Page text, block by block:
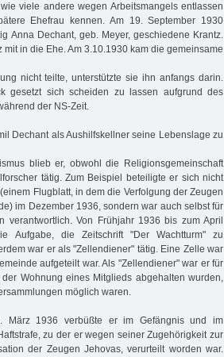
viele andere wegen Arbeitsmangels entlassen
Ehefrau kennen. Am 19. September 1930
Anna Dechant, geb. Meyer, geschiedene Krantz.
in die Ehe. Am 3.10.1930 kam die gemeinsame
nicht teilte, unterstützte sie ihn anfangs darin.
gesetzt sich scheiden zu lassen aufgrund des
der NS-Zeit.
Dechant als Aushilfskellner seine Lebenslage zu
blieb er, obwohl die Religionsgemeinschaft
tätig. Zum Beispiel beteiligte er sich nicht
Flugblatt, in dem die Verfolgung der Zeugen
im Dezember 1936, sondern war auch selbst für
verantwortlich. Von Frühjahr 1936 bis zum April
Aufgabe, die Zeitschrift "Der Wachtturm" zu
war er als "Zellendiener" tätig. Eine Zelle war
aufgeteilt war. Als "Zellendiener" war er für
Wohnung eines Mitglieds abgehalten wurden,
möglich waren.
1936 verbüßte er im Gefängnis und im
zu der er wegen seiner Zugehörigkeit zur
der Zeugen Jehovas, verurteilt worden war.